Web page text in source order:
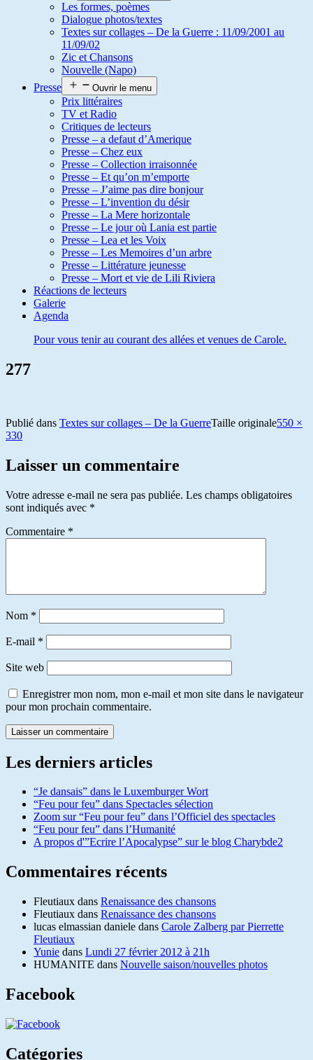
Les formes, poèmes
Dialogue photos/textes
Textes sur collages – De la Guerre : 11/09/2001 au
11/09/02
Zic et Chansons
Nouvelle (Napo)
Presse
Ouvrir le menu
Prix littéraires
TV et Radio
Critiques de lecteurs
Presse – a defaut d’Amerique
Presse – Chez eux
Presse – Collection irraisonnée
Presse – Et qu’on m’emporte
Presse – J’aime pas dire bonjour
Presse – L’invention du désir
Presse – La Mere horizontale
Presse – Le jour où Lania est partie
Presse – Lea et les Voix
Presse – Les Memoires d’un arbre
Presse – Littérature jeunesse
Presse – Mort et vie de Lili Riviera
Réactions de lecteurs
Galerie
Agenda
Pour vous tenir au courant des allées et venues de Carole.
277
Publié dans Textes sur collages – De la GuerreTaille originale550 ×
330
Laisser un commentaire
Votre adresse e-mail ne sera pas publiée. Les champs obligatoires
sont indiqués avec *
Commentaire *
Nom *
E-mail *
Site web
Enregistrer mon nom, mon e-mail et mon site dans le navigateur
pour mon prochain commentaire.
Les derniers articles
“Je dansais” dans le Luxemburger Wort
“Feu pour feu” dans Spectacles sélection
Zoom sur “Feu pour feu” dans l’Officiel des spectacles
“Feu pour feu” dans l’Humanité
A propos d'”Ecrire l’Apocalypse” sur le blog Charybde2
Commentaires récents
Fleutiaux dans Renaissance des chansons
Fleutiaux dans Renaissance des chansons
lucas elmassian daniele dans Carole Zalberg par Pierrette
Fleutiaux
Yunie dans Lundi 27 février 2012 à 21h
HUMANITE dans Nouvelle saison/nouvelles photos
Facebook
Catégories